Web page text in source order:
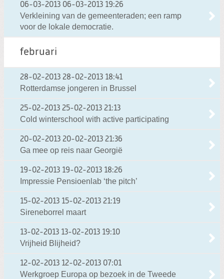
06-03-2013 06-03-2013 19:26
Verkleining van de gemeenteraden; een ramp
voor de lokale democratie.
februari
28-02-2013 28-02-2013 18:41
Rotterdamse jongeren in Brussel
25-02-2013 25-02-2013 21:13
Cold winterschool with active participating
20-02-2013 20-02-2013 21:36
Ga mee op reis naar Georgië
19-02-2013 19-02-2013 18:26
Impressie Pensioenlab ‘the pitch’
15-02-2013 15-02-2013 21:19
Sireneborrel maart
13-02-2013 13-02-2013 19:10
Vrijheid Blijheid?
12-02-2013 12-02-2013 07:01
Werkgroep Europa op bezoek in de Tweede